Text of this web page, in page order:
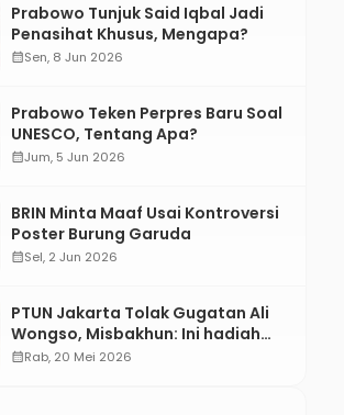
Prabowo Tunjuk Said Iqbal Jadi
Penasihat Khusus, Mengapa?
calendar_monthSen, 8 Jun 2026
Prabowo Teken Perpres Baru Soal
UNESCO, Tentang Apa?
calendar_monthJum, 5 Jun 2026
BRIN Minta Maaf Usai Kontroversi
Poster Burung Garuda
calendar_monthSel, 2 Jun 2026
PTUN Jakarta Tolak Gugatan Ali
Wongso, Misbakhun: Ini hadiah
Ulang Tahun Ke-66 SOKSI
calendar_monthRab, 20 Mei 2026